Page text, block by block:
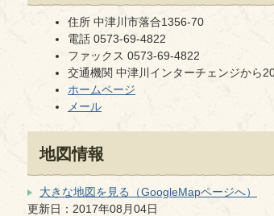
住所 中津川市落合1356-70
電話 0573-69-4822
ファックス 0573-69-4822
交通機関 中津川インターチェンジから
ホームページ
メール
地図情報
大きな地図を見る（GoogleMapページへ）
更新日：2017年08月04日